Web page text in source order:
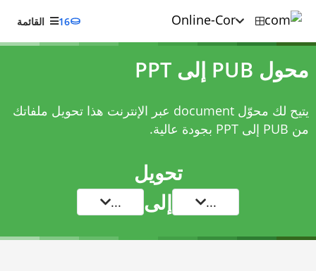
16 القائمة
محول PUB إلى PPT
يتيح لك محوّل document عبر الإنترنت هذا تحويل ملفاتك
من PUB إلى PPT بجودة عالية.
تحويل
... إلى ...